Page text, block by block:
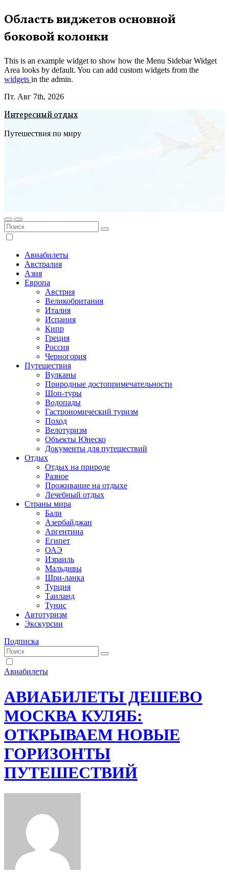
Перейти
к
содержимому
Область виджетов основной
боковой колонки
This is an example widget to show how the Menu Sidebar Widget
Area looks by default. You can add custom widgets from the
widgets in the admin.
Пт. Авг 7th, 2026
Интересный отдых
Путешествия по миру
Авиабилеты
Австралия
Азия
Европа
Австрия
Великобритания
Италия
Испания
Кипр
Греция
Россия
Черногория
Путешествия
Вулканы
Природные достопримечательности
Шоп-туры
Водопады
Гастрономический туризм
Поход
Велотуризм
Объекты Юнеско
Документы для путешествий
Отдых
Отдых на природе
Разное
Проживание на отдыхе
Лечебный отдых
Страны мира
Бали
Азербайджан
Аргентина
Египет
ОАЭ
Израиль
Мальдивы
Шри-ланка
Турция
Таиланд
Тунис
Автотуризм
Экскурсии
Подписка
Авиабилеты
АВИАБИЛЕТЫ ДЕШЕВО
МОСКВА КУЛЯБ:
ОТКРЫВАЕМ НОВЫЕ
ГОРИЗОНТЫ
ПУТЕШЕСТВИЙ